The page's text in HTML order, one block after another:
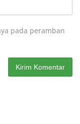
pada peramban